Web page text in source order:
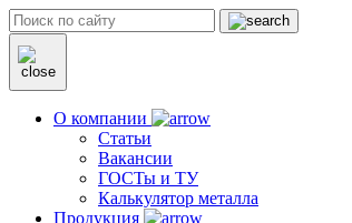
О компании
Статьи
Вакансии
ГОСТы и ТУ
Калькулятор металла
Продукция